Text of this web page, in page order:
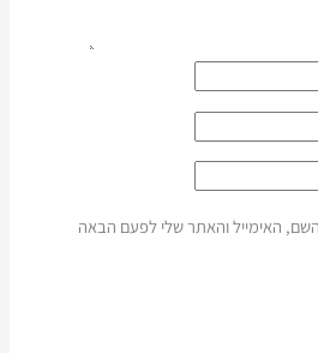
האימייל והאתר שלי לפעם הבאה